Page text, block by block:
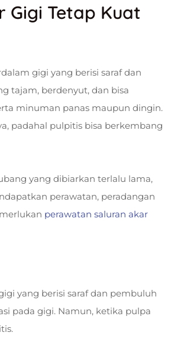
Gigi Tetap Kuat
gigi yang berisi saraf dan
tajam, berdenyut, dan bisa
minuman panas maupun dingin.
padahal pulpitis bisa berkembang
yang dibiarkan terlalu lama,
perawatan, peradangan
perawatan saluran akar
yang berisi saraf dan pembuluh
pada gigi. Namun, ketika pulpa